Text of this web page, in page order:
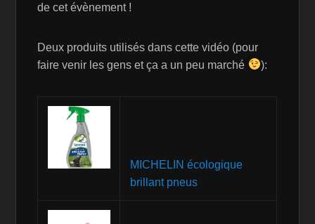
de cet évènement !
Deux produits utilisés dans cette vidéo (pour
faire venir les gens et ça a un peu marché
):
MICHELIN écologique
brillant pneus